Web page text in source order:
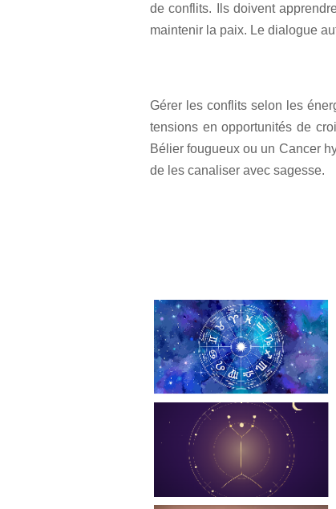
de conflits. Ils doivent
maintenir la paix. Le dialogue
Gérer les conflits selon les
tensions en opportunités de
Bélier fougueux ou un Cancer
de les canaliser avec sagesse.